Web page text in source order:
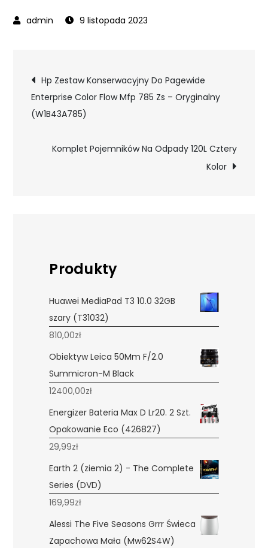
9 listopada 2023
Nawigacja
wpisu
Hp Zestaw Konserwacyjny Do Pagewide
Enterprise Color Flow Mfp 785 Zs – Oryginalny
(W1B43A785)
Komplet Pojemników Na Odpady 120L Cztery
Kolor
Produkty
Huawei MediaPad T3 10.0 32GB
szary (T31032)
810,00zł
Obiektyw Leica 50Mm F/2.0
Summicron-M Black
12400,00zł
Energizer Bateria Max D Lr20. 2 Szt.
Opakowanie Eco (426827)
29,99zł
Earth 2 (ziemia 2) - The Complete
Series (DVD)
169,99zł
Alessi The Five Seasons Grrr Świeca
Zapachowa Mała (Mw62S4W)